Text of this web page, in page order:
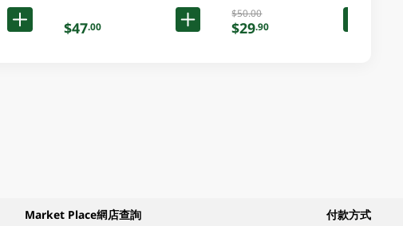
$47.00
$50.00
$29.90
Market Place網店查詢
付款方式